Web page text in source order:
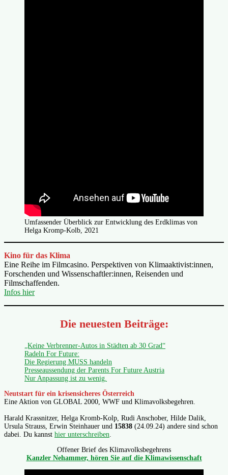
Umfassender Überblick zur Entwicklung des Erdklimas von
Helga Kromp-Kolb, 2021
Kino für das Klima
Eine Reihe im Filmcasino. Perspektiven von Klimaaktivist:innen,
Forschenden und Wissenschaftler:innen, Reisenden und
Filmschaffenden.
Infos hier
Die neuesten Beiträge:
„Keine Verbrenner-Autos in Städten ab 30 Grad“
Radeln For Future:
Die Regierung MUSS handeln
Presseaussendung der Parents For Future Austria
Nur Anpassung ist zu wenig.
Neutstart für ein krisensicheres Österreich
Eine Aktion von GLOBAL 2000, WWF und Klimavolksbegehren.
Harald Krassnitzer, Helga Kromb-Kolp, Rudi Anschober, Hilde Dalik,
Ursula Strauss, Erwin Steinhauer und 15838 (24.09.24) andere sind schon
dabei. Du kannst hier unterschreiben
Offener Brief des Klimavolksbegehrens
Kanzler Nehammer, hören Sie auf die Klimawissenschaft